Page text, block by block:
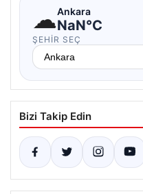
☁Ankara
NaN°C
ŞEHIR SEÇ
Bizi Takip Edin